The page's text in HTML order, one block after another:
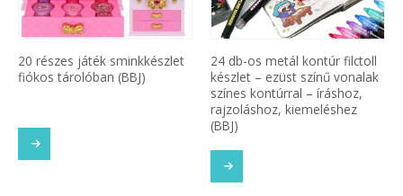
20 részes játék sminkkészlet
fiókos tárolóban (BBJ)
24 db-os metál kontúr filctoll
készlet – ezüst színű vonalak
színes kontúrral – íráshoz,
rajzoláshoz, kiemeléshez
(BBJ)